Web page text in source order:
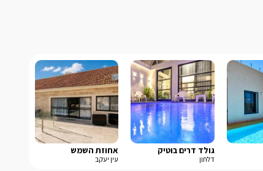
גולד דרים בוטיק
דלתון
אחוזת השמש
עין יעקב